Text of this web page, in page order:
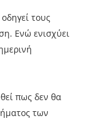
τους
Ενώ ενισχύει
πως δεν θα
των